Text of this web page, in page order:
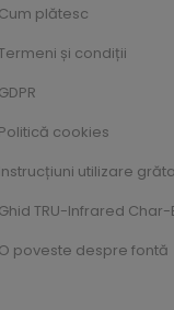
Cum plătesc
și condiții
GDPR
Politică cookies
Instrucțiuni utilizare
Ghid TRU-Infrared Char-
O poveste despre fontă